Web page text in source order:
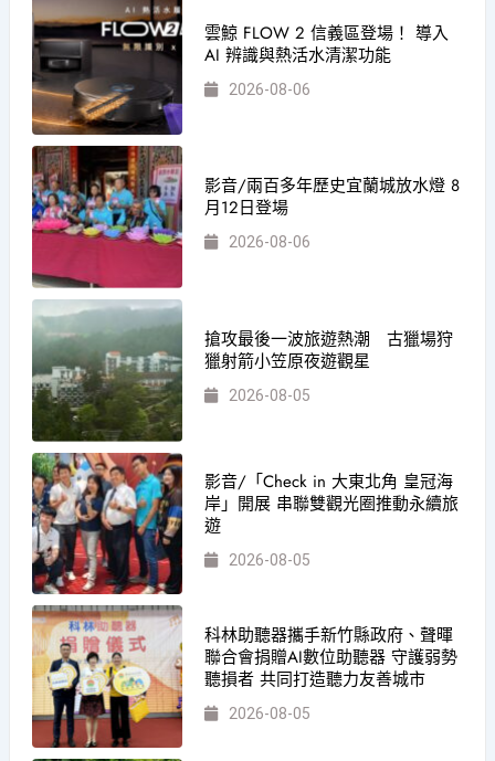
雲鯨 FLOW 2 信義區登場！ 導入
AI 辨識與熱活水清潔功能
2026-08-06
影音/兩百多年歷史宜蘭城放水燈 8
月12日登場
2026-08-06
搶攻最後一波旅遊熱潮 古獵場狩
獵射箭小笠原夜遊觀星
2026-08-05
影音/「Check in 大東北角 皇冠海
岸」開展 串聯雙觀光圈推動永續旅
遊
2026-08-05
科林助聽器攜手新竹縣政府、聲暉
聯合會捐贈AI數位助聽器 守護弱勢
聽損者 共同打造聽力友善城市
2026-08-05